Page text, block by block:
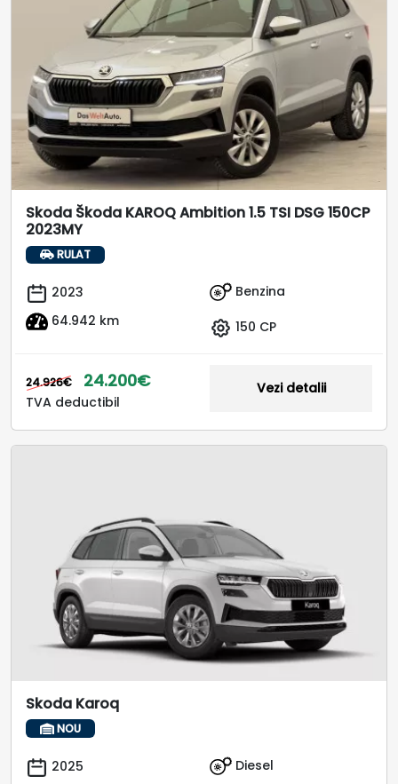
Skoda Škoda KAROQ Ambition 1.5 TSI DSG 150CP
2023MY
RULAT
2023
64.942 km
Benzina
150 CP
24.926€ 24.200€
TVA deductibil
Vezi detalii
Skoda Karoq
NOU
2025
Diesel